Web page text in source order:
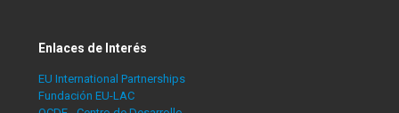
Enlaces de Interés
EU International Partnerships
Fundación EU-LAC